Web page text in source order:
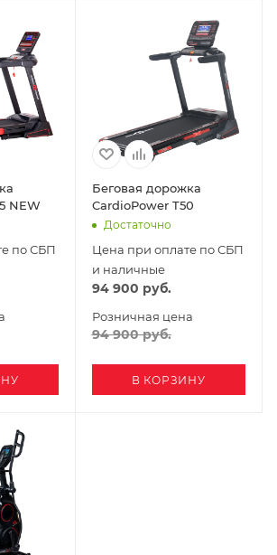
NEW
по СБП
Беговая дорожка
CardioPower T50
Достаточно
Цена при оплате по СБП
и наличные
94 900 руб.
Розничная цена
94 900руб.
В КОРЗИНУ